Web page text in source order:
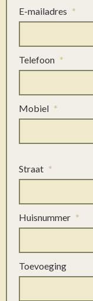
E-mailadres *
Telefoon *
Mobiel *
Straat *
Huisnummer *
Toevoeging